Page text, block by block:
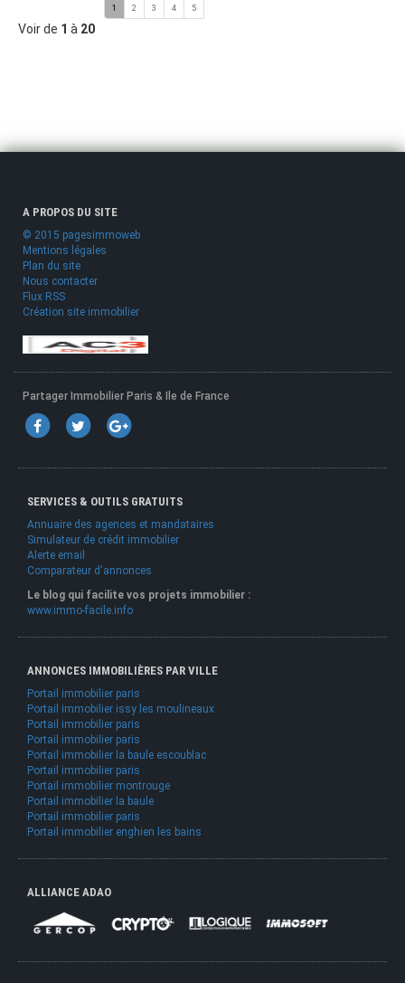
Voir de 1 à 20
1 2 3 4 5
A PROPOS DU SITE
© 2015 pagesimmoweb
Mentions légales
Plan du site
Nous contacter
Flux RSS
Création site immobilier
Partager Immobilier Paris & Ile de France
SERVICES & OUTILS GRATUITS
Annuaire des agences et mandataires
Simulateur de crédit immobilier
Alerte email
Comparateur d'annonces
Le blog qui facilite vos projets immobilier :
www.immo-facile.info
ANNONCES IMMOBILIÈRES PAR VILLE
Portail immobilier paris
Portail immobilier issy les moulineaux
Portail immobilier paris
Portail immobilier paris
Portail immobilier la baule escoublac
Portail immobilier paris
Portail immobilier montrouge
Portail immobilier la baule
Portail immobilier paris
Portail immobilier enghien les bains
ALLIANCE ADAO